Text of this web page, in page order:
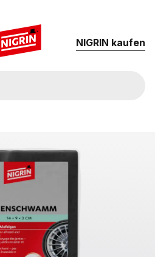
NIG­RIN kau­fen